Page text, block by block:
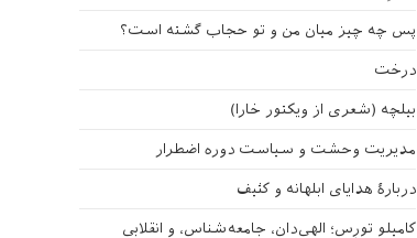
پس چه چیز میان من و تو حجاب گشته است؟
درخت
بیلچه (شعری از ویکتور خارا)
مدیریت وحشت و سیاست دوره اضطرار
دربارهٔ هدایای ابلهانه و کثیف
کامیلو تورِس؛ الهی‌دان، جامعه‌شناس، و انقلابی